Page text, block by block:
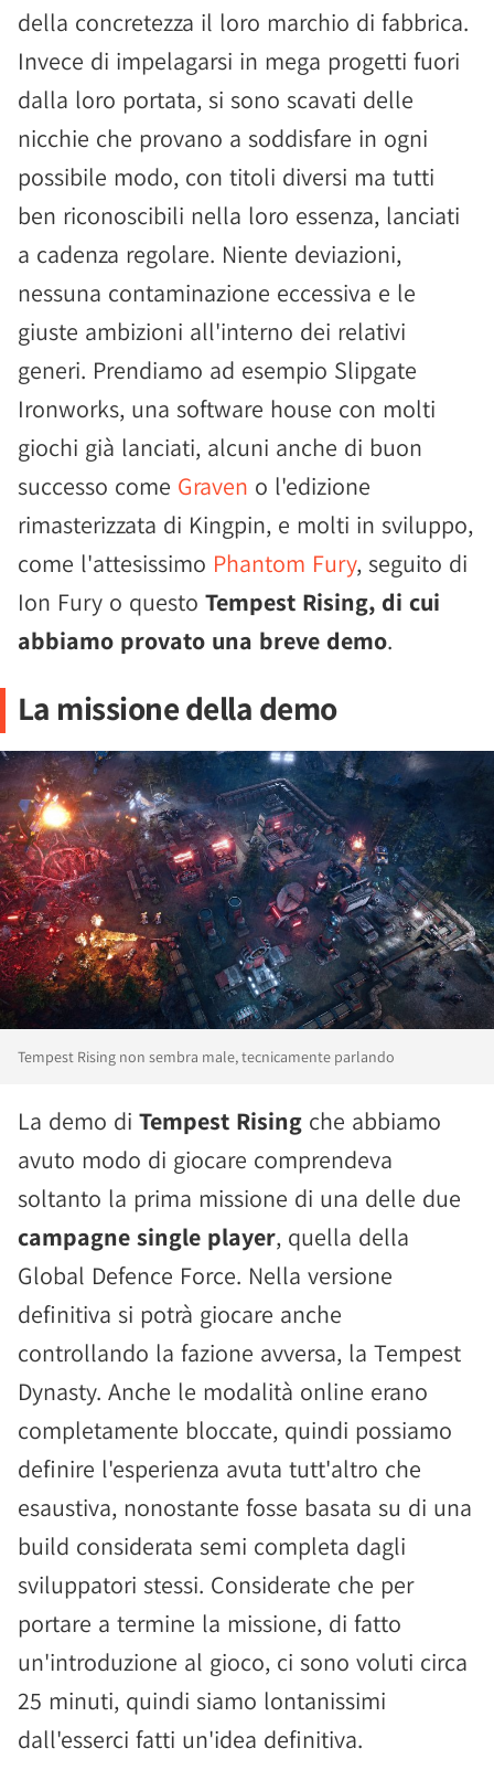
della concretezza il loro marchio di fabbrica.
Invece di impelagarsi in mega progetti fuori
dalla loro portata, si sono scavati delle
nicchie che provano a soddisfare in ogni
possibile modo, con titoli diversi ma tutti
ben riconoscibili nella loro essenza, lanciati
a cadenza regolare. Niente deviazioni,
nessuna contaminazione eccessiva e le
giuste ambizioni all'interno dei relativi
generi. Prendiamo ad esempio Slipgate
Ironworks, una software house con molti
giochi già lanciati, alcuni anche di buon
successo come Graven o l'edizione
rimasterizzata di Kingpin, e molti in sviluppo,
come l'attesissimo Phantom Fury, seguito di
Ion Fury o questo Tempest Rising, di cui
abbiamo provato una breve demo.
La missione della demo
Tempest Rising non sembra male, tecnicamente parlando
La demo di Tempest Rising che abbiamo
avuto modo di giocare comprendeva
soltanto la prima missione di una delle due
campagne single player, quella della
Global Defence Force. Nella versione
definitiva si potrà giocare anche
controllando la fazione avversa, la Tempest
Dynasty. Anche le modalità online erano
completamente bloccate, quindi possiamo
definire l'esperienza avuta tutt'altro che
esaustiva, nonostante fosse basata su di una
build considerata semi completa dagli
sviluppatori stessi. Considerate che per
portare a termine la missione, di fatto
un'introduzione al gioco, ci sono voluti circa
25 minuti, quindi siamo lontanissimi
dall'esserci fatti un'idea definitiva.